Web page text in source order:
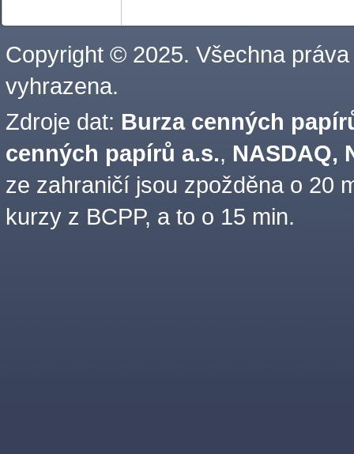
Copyright © 2025. Všechna práva
vyhrazena.
Zdroje dat: Burza cenných
cenných papírů a.s., NASDAQ,
ze zahraničí jsou zpožděna o 20
kurzy z BCPP, a to o 15 min.